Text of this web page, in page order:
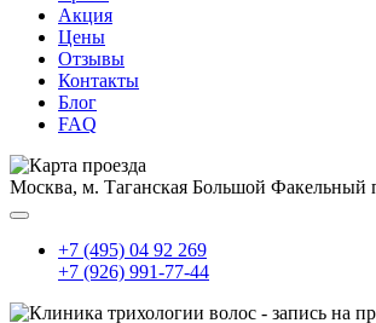
Акция
Цены
Отзывы
Контакты
Блог
FAQ
Москва, м. Таганская Большой Факельный
+7 (495) 04 92 269
+7 (926) 991-77-44